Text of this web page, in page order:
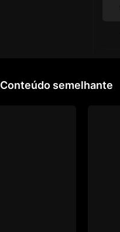
Conteúdo semelhante